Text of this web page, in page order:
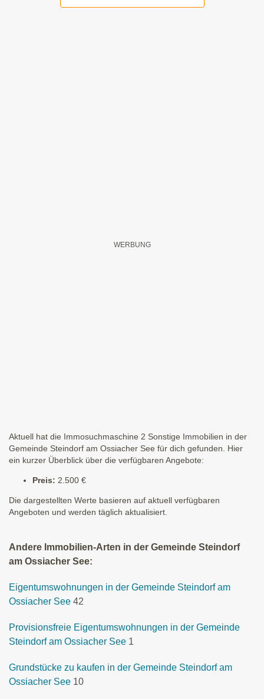
Aktuell hat die Immosuchmaschine 2 Sonstige Immobilien in der
Gemeinde Steindorf am Ossiacher See für dich gefunden. Hier
ein kurzer Überblick über die verfügbaren Angebote:
Preis: 2.500 €
Die dargestellten Werte basieren auf aktuell verfügbaren
Angeboten und werden täglich aktualisiert.
Andere Immobilien-Arten in der Gemeinde Steindorf
am Ossiacher See:
Eigentumswohnungen in der Gemeinde Steindorf am
Ossiacher See 42
Provisionsfreie Eigentumswohnungen in der Gemeinde
Steindorf am Ossiacher See 1
Grundstücke zu kaufen in der Gemeinde Steindorf am
Ossiacher See 10